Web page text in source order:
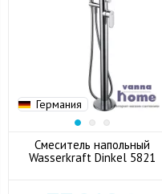
Германия
Смеситель напольный
Wasserkraft Dinkel 5821